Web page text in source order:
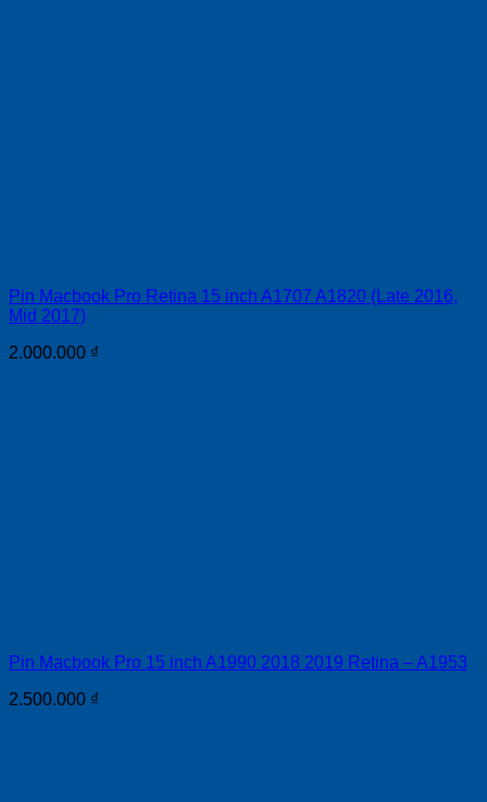
Pin Macbook Pro Retina 15 inch A1707 A1820 (Late 2016,
Mid 2017)
2.000.000 ₫
Pin Macbook Pro 15 inch A1990 2018 2019 Retina – A1953
2.500.000 ₫